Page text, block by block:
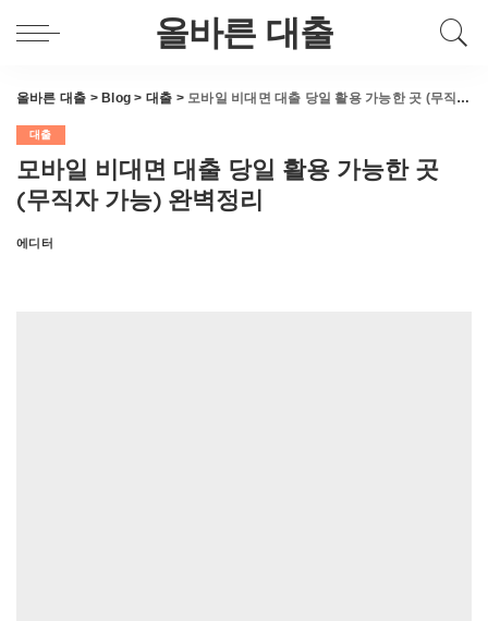
올바른 대출
올바른 대출 > Blog > 대출 > 모바일 비대면 대출 당일 활용 가능한 곳 (무직자 가능) 완벽정리
대출
모바일 비대면 대출 당일 활용 가능한 곳
(무직자 가능) 완벽정리
Posted
에디터